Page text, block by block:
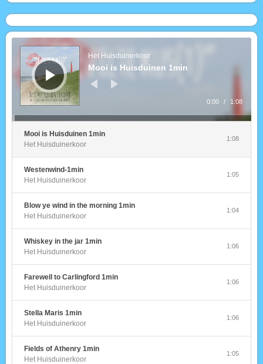
Audiospeler
Het Huisduinerkoor
Mooi is Huisduinen 1min
0:00 / 1:08
Mooi is Huisduinen 1min
Het Huisduinerkoor
1:08
Westenwind-1min
Het Huisduinerkoor
1:05
Blow ye wind in the morning 1min
Het Huisduinerkoor
1:04
Whiskey in the jar 1min
Het Huisduinerkoor
1:06
Farewell to Carlingford 1min
Het Huisduinerkoor
1:06
Stella Maris 1min
Het Huisduinerkoor
1:06
Fields of Athenry 1min
Het Huisduinerkoor
1:05